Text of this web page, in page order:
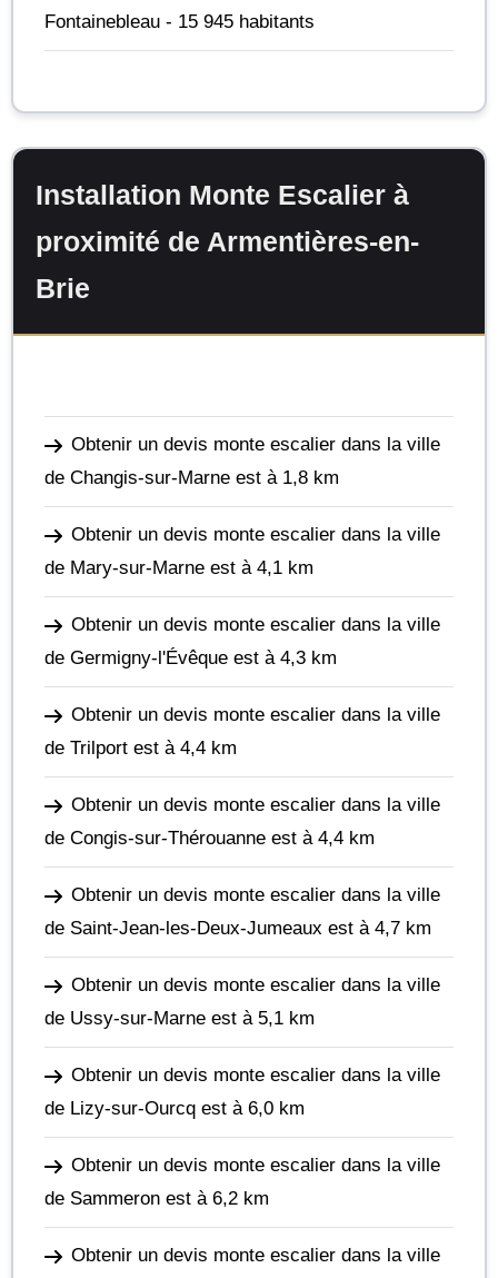
Fontainebleau - 15 945 habitants
Installation Monte Escalier à
proximité de Armentières-en-
Brie
Obtenir un devis monte escalier dans la ville
de Changis-sur-Marne est à 1,8 km
Obtenir un devis monte escalier dans la ville
de Mary-sur-Marne est à 4,1 km
Obtenir un devis monte escalier dans la ville
de Germigny-l'Évêque est à 4,3 km
Obtenir un devis monte escalier dans la ville
de Trilport est à 4,4 km
Obtenir un devis monte escalier dans la ville
de Congis-sur-Thérouanne est à 4,4 km
Obtenir un devis monte escalier dans la ville
de Saint-Jean-les-Deux-Jumeaux est à 4,7 km
Obtenir un devis monte escalier dans la ville
de Ussy-sur-Marne est à 5,1 km
Obtenir un devis monte escalier dans la ville
de Lizy-sur-Ourcq est à 6,0 km
Obtenir un devis monte escalier dans la ville
de Sammeron est à 6,2 km
Obtenir un devis monte escalier dans la ville